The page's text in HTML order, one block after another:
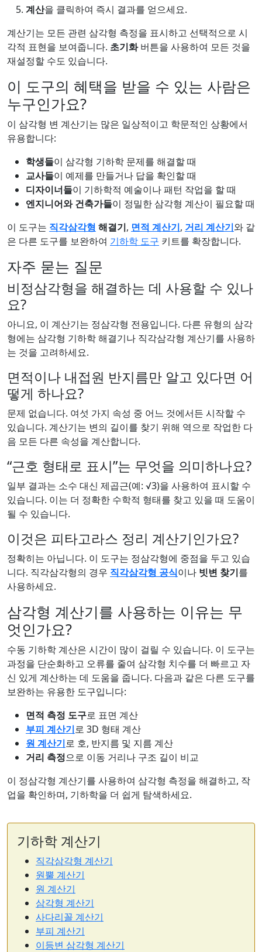
계산을 클릭하여 즉시 결과를 얻으세요.
계산기는 모든 관련 삼각형 측정을 표시하고 선택적으로 시
각적 표현을 보여줍니다. 초기화버튼을 사용하여 모든 것을
재설정할 수도 있습니다.
이 도구의 혜택을 받을 수 있는 사람은
누구인가요?
이 삼각형 변 계산기는 많은 일상적이고 학문적인 상황에서
유용합니다:
학생들이 삼각형 기하학 문제를 해결할 때
교사들이 예제를 만들거나 답을 확인할 때
디자이너들이 기하학적 예술이나 패턴 작업을 할 때
엔지니어와 건축가들이 정밀한 삼각형 계산이 필요할 때
이 도구는 직각삼각형 해결기, 면적 계산기, 거리 계산기와 같
은 다른 도구를 보완하여 기하학 도구 키트를 확장합니다.
자주 묻는 질문
비정삼각형을 해결하는 데 사용할 수 있나
요?
아니요, 이 계산기는 정삼각형 전용입니다. 다른 유형의 삼각
형에는 삼각형 기하학 해결기나 직각삼각형 계산기를 사용하
는 것을 고려하세요.
면적이나 내접원 반지름만 알고 있다면 어
떻게 하나요?
문제 없습니다. 여섯 가지 속성 중 어느 것에서든 시작할 수
있습니다. 계산기는 변의 길이를 찾기 위해 역으로 작업한 다
음 모든 다른 속성을 계산합니다.
“근호 형태로 표시”는 무엇을 의미하나요?
일부 결과는 소수 대신 제곱근(예: √3)을 사용하여 표시할 수
있습니다. 이는 더 정확한 수학적 형태를 찾고 있을 때 도움이
될 수 있습니다.
이것은 피타고라스 정리 계산기인가요?
정확히는 아닙니다. 이 도구는 정삼각형에 중점을 두고 있습
니다. 직각삼각형의 경우 직각삼각형 공식이나 빗변 찾기를
사용하세요.
삼각형 계산기를 사용하는 이유는 무
엇인가요?
수동 기하학 계산은 시간이 많이 걸릴 수 있습니다. 이 도구는
과정을 단순화하고 오류를 줄여 삼각형 치수를 더 빠르고 자
신 있게 계산하는 데 도움을 줍니다. 다음과 같은 다른 도구를
보완하는 유용한 도구입니다:
면적 측정 도구로 표면 계산
부피 계산기로 3D 형태 계산
원 계산기로 호, 반지름 및 지름 계산
거리 측정으로 이동 거리나 구조 길이 비교
이 정삼각형 계산기를 사용하여 삼각형 측정을 해결하고, 작
업을 확인하며, 기하학을 더 쉽게 탐색하세요.
기하학 계산기
직각삼각형 계산기
원뿔 계산기
원 계산기
삼각형 계산기
사다리꼴 계산기
부피 계산기
이등변 삼각형 계산기